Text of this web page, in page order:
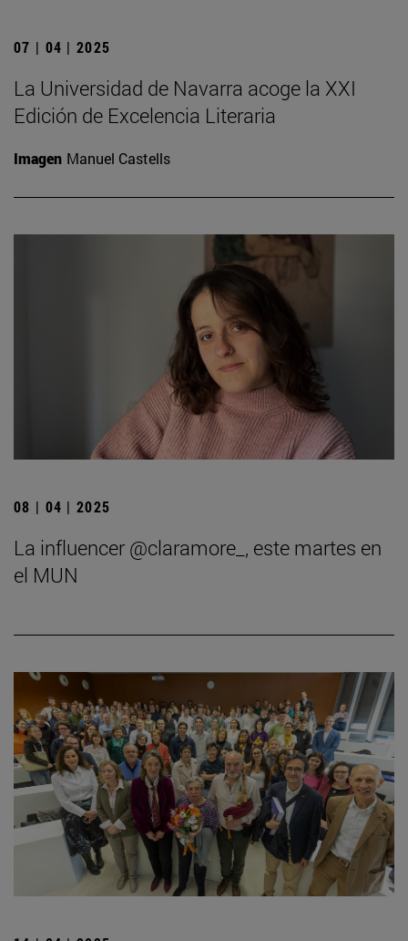
07 | 04 | 2025
La Universidad de Navarra acoge la XXI
Edición de Excelencia Literaria
Imagen Manuel Castells
08 | 04 | 2025
La influencer @claramore_, este martes en
el MUN